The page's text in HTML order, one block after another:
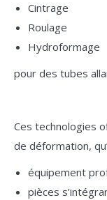
Cintrage
Roulage
Hydroformage
pour des tubes
Ces technologies
de déformation,
équipement
pièces